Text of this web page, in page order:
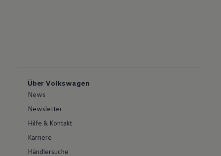
Über Volkswagen
News
Newsletter
Hilfe & Kontakt
Karriere
Händlersuche